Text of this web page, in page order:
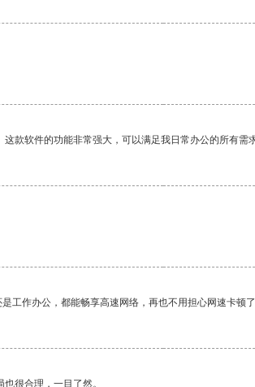
款软件的功能非常强大，可以满足我日常办公的所有需
工作办公，都能畅享高速网络，再也不用担心网速卡
很合理，一目了然。